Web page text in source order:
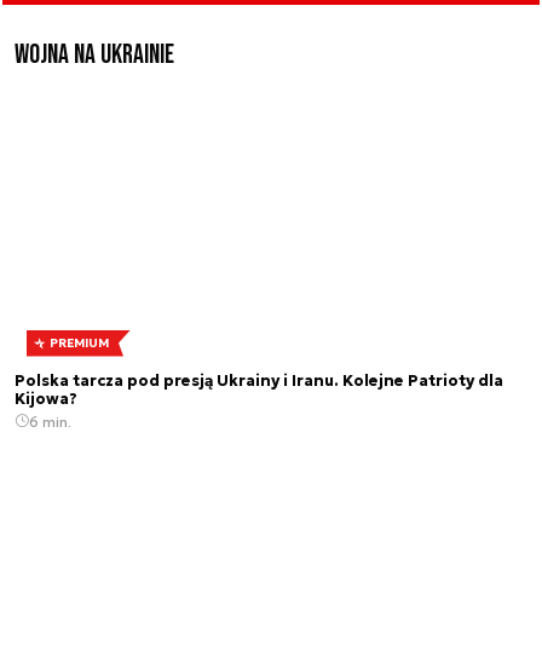
Wojna na Ukrainie
PREMIUM
Polska tarcza pod presją Ukrainy i Iranu. Kolejne Patrioty dla
Kijowa?
6 min.